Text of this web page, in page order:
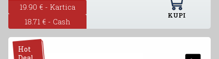
19.90 € - Kartica
18.71 € - Cash
KUPI
Hot